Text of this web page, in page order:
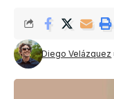
Diego Velázquez